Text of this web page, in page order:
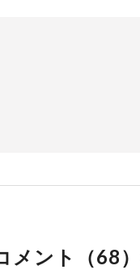
メント（68）